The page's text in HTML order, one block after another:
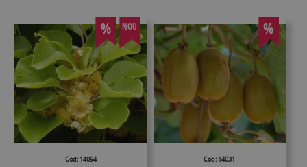
% NOU
Cod: 14094
%
Cod: 14031